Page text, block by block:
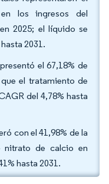
los ingresos del
2025; el líquido se
2031.
el 67,18% de
el tratamiento de
del 4,78% hasta
con el 41,98% de la
nitrato de calcio en
hasta 2031.